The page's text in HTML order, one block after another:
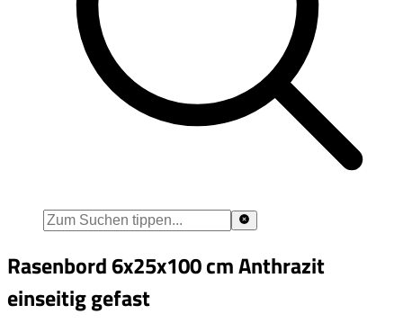
Rasenbord 6x25x100 cm Anthrazit
einseitig gefast